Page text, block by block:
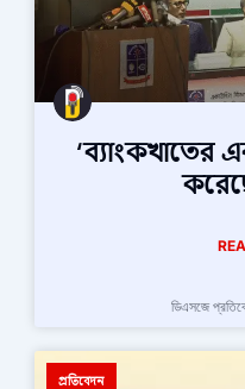
‘ব্যাংকখাতের
ডিএসজে
প্রতিবেদন